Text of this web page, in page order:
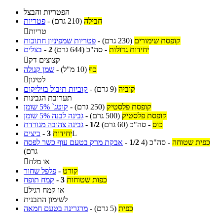
הפטריות והבצל
פטריות - חבילה (210 גרם)
טריות
פטריות שמפיניון חתוכות - קופסת שימורים (230 גרם)
בצלים - 2 יחידות גדולות - סה"כ (644 גרם)
קצוצים דק
שמן קנולה - כף (10 מ"ל)
לטיגון
קוביות תיבול בזיליקום - קוביה (9 גרם)
תערובת הגבינות
קוטג` 5% שומן - קופסת פלסטיק (250 גרם)
גבינה לבנה 5% שומן - קופסת פלסטיק (500 גרם)
גבינה צהובה מגורדת - 1/2 כוס - סה"כ (60 גרם)
ביצים - 3 יחידותL
אבקת מרק בטעם עוף כשר לפסח - 1/2 כפית שטוחה - סה"כ (4
גרם)
או מלח
פלפל שחור - קורט
קמח תופח - 3 כפות שטוחות
או קמח רגיל
לשימון התבנית
מרגרינה בטעם חמאה - כפית (5 גרם)